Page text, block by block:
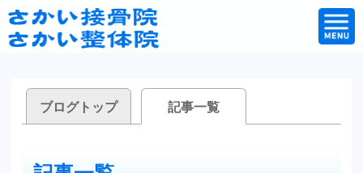
ブログトップ 記事一覧